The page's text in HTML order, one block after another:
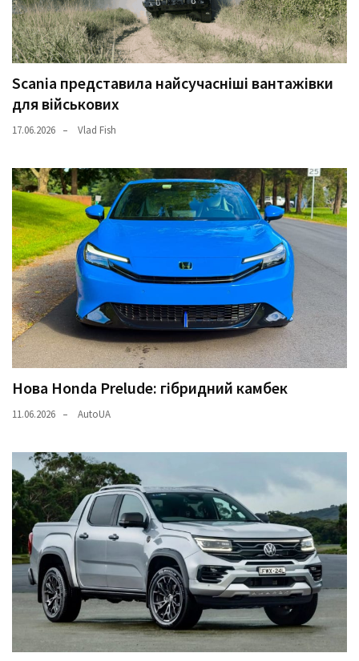
Scania представила найсучасніші вантажівки
для військових
17.06.2026 Vlad Fish
Нова Honda Prelude: гібридний камбек
11.06.2026 AutoUA